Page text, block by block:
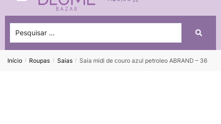
Início / Roupas / Saias / Saia midi de couro azul petroleo ABRAND – 36